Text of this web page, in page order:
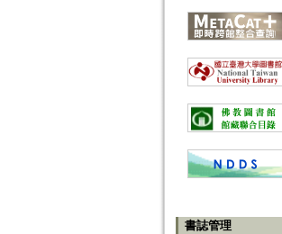
書誌管理